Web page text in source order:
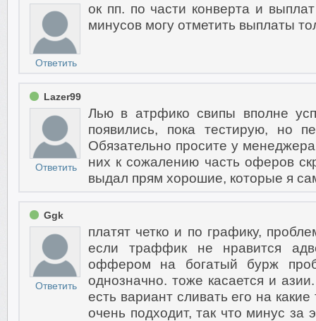
Ответить
ок пп. по части конверта и
минусов могу отметить выплаты
Lazer99
Ответить
Лью в атрфико свипы вполне
появились, пока тестирую, но
Обязательно просите у
них к сожалению часть оферов
выдал прям хорошие, которые я
Ggk
Ответить
платят четко и по графику,
если траффик не нравится
оффером на богатый бурж
однозначно. тоже касается и
есть вариант сливать его на
очень подходит, так что минус